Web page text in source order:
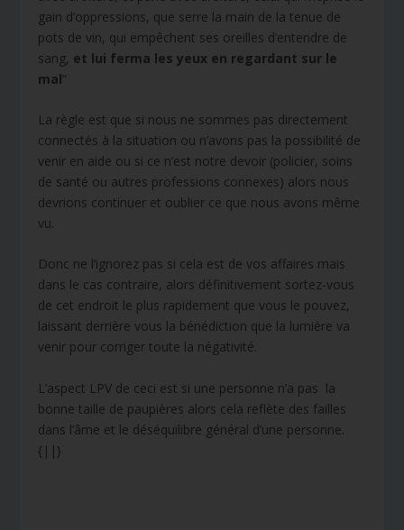
gain d’oppressions, que serre la main de la tenue de
pots de vin, qui empêchent ses oreilles d’entendre de
sang, et lui ferma les yeux en regardant sur le
mal”
La règle est que si nous ne sommes pas directement
connectés à la situation ou n’avons pas la possibilité de
venir en aide ou si ce n’est notre devoir (policier, soins
de santé ou autres professions connexes) alors nous
devrions continuer et oublier ce que nous avons même
vu.
Donc ne l’ignorez pas si cela est de vos affaires mais
dans le cas contraire, alors définitivement sortez-vous
de cet endroit le plus rapidement que vous le pouvez,
laissant derrière vous la bénédiction que la lumière va
venir pour corriger toute la négativité.
L’aspect LPV de ceci est si une personne n’a pas la
bonne taille de paupières alors cela reflète des failles
dans l’âme et le déséquilibre général d’une personne.
{||}